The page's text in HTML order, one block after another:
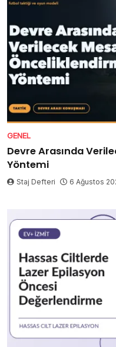
GENEL
Devre Arasında
Yöntemi
Staj Defteri 6 Ağustos